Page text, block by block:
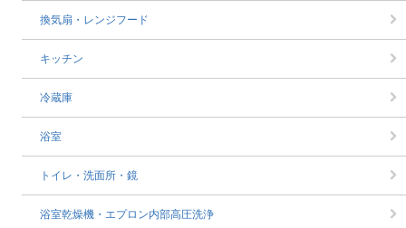
換気扇・レンジフード
キッチン
冷蔵庫
浴室
トイレ・洗面所・鏡
浴室乾燥機・エプロン内部高圧洗浄